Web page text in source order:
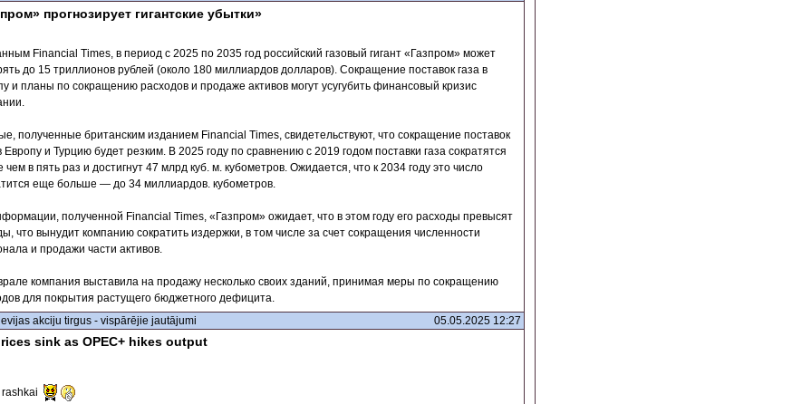
прогнозирует гигантские убытки»
Financial Times, в период с 2025 по 2035 год российский газовый гигант «Газпром» может
до 15 триллионов рублей (около 180 миллиардов долларов). Сокращение поставок газа в
и планы по сокращению расходов и продаже активов могут усугубить финансовый кризис
полученные британским изданием Financial Times, свидетельствуют, что сокращение поставок
Европу и Турцию будет резким. В 2025 году по сравнению с 2019 годом поставки газа сократятся
чем в пять раз и достигнут 47 млрд куб. м. кубометров. Ожидается, что к 2034 году это число
еще больше — до 34 миллиардов. кубометров.
полученной Financial Times, «Газпром» ожидает, что в этом году его расходы превысят
что вынудит компанию сократить издержки, в том числе за счет сокращения численности
и продажи части активов.
компания выставила на продажу несколько своих зданий, принимая меры по сокращению
для покрытия растущего бюджетного дефицита.
akciju tirgus - vispārējie jautājumi 05.05.2025 12:27
sink as OPEC+ hikes output
rashkai